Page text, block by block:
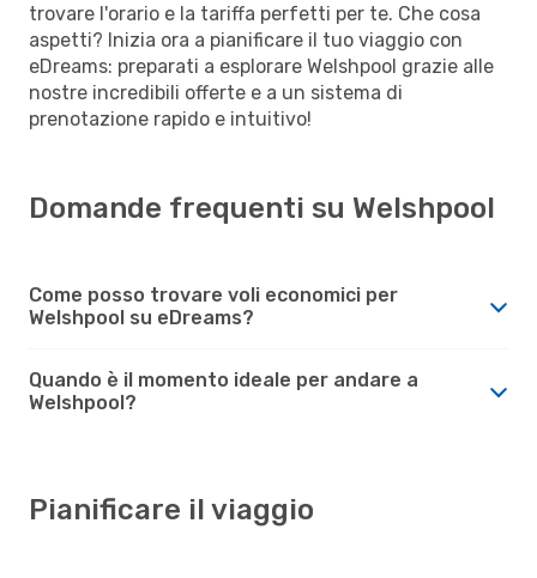
trovare l'orario e la tariffa perfetti per te. Che cosa
aspetti? Inizia ora a pianificare il tuo viaggio con
eDreams: preparati a esplorare Welshpool grazie alle
nostre incredibili offerte e a un sistema di
prenotazione rapido e intuitivo!
Domande frequenti su Welshpool
Come posso trovare voli economici per
Welshpool su eDreams?
Quando è il momento ideale per andare a
Welshpool?
Pianificare il viaggio